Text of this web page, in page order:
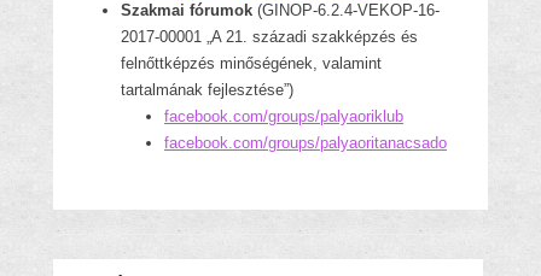
Szakmai fórumok (GINOP-6.2.4-VEKOP-16-
2017-00001 „A 21. századi szakképzés és
felnőttképzés minőségének, valamint
tartalmának fejlesztése”)
facebook.com/groups/palyaoriklub
facebook.com/groups/palyaoritanacsado